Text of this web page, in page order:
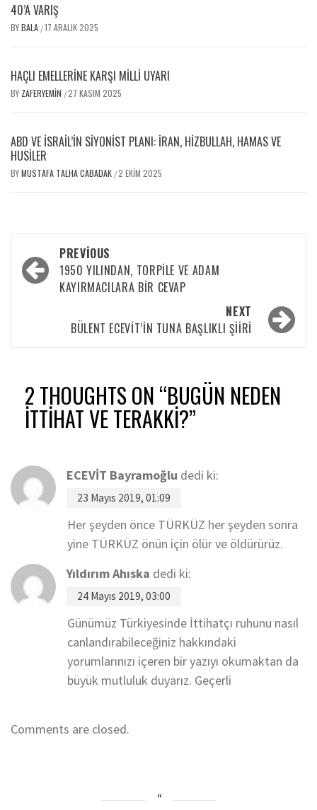
40’A VARIŞ
BYBALA /17 ARALIK 2025
HAÇLI EMELLERİNE KARŞI MİLLİ UYARI
BY ZAFERYEMIN /27 KASIM 2025
ABD VE İSRAIL’IN SIYONIST PLANI: İRAN, HIZBULLAH, HAMAS VE
HUSILER
BYMUSTAFA TALHA CABADAK /2 EKIM 2025
PREVIOUS
1950 YILINDAN, TORPILE VE ADAM
KAYIRMACILARA BIR CEVAP
NEXT
BÜLENT ECEVIT’IN TUNA BAŞLIKLI ŞIIRI
2 THOUGHTS ON “BUGÜN NEDEN
İTTİHAT VE TERAKKİ?”
ECEVİT Bayramoğlu dedi ki:
23 Mayıs 2019, 01:09
Her şeyden önce TÜRKÜZ her şeyden sonra
yine TÜRKÜZ önün için ölür ve öldürürüz.
Yıldırım Ahıska dedi ki:
24 Mayıs 2019, 03:00
Günümüz Türkiyesinde İttihatçı ruhunu nasıl
canlandırabileceğiniz hakkındaki
yorumlarınızı içeren bir yazıyı okumaktan da
büyük mutluluk duyarız. Geçerli
Comments are closed.